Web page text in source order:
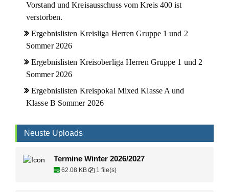
Vorstand und Kreisausschuss vom Kreis 400 ist
verstorben.
Ergebnislisten Kreisliga Herren Gruppe 1 und 2
Sommer 2026
Ergebnislisten Kreisoberliga Herren Gruppe 1 und 2
Sommer 2026
Ergebnislisten Kreispokal Mixed Klasse A und
Klasse B Sommer 2026
Neuste Uploads
Termine Winter 2026/2027
62.08 KB 1 file(s)